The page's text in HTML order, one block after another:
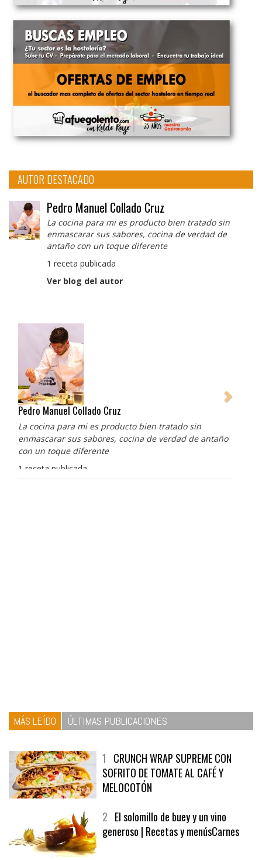
AUTOR DESTACADO
Pedro Manuel Collado Cruz
La cocina para mi es producto bien tratado sin
enmascarar sus sabores, cocina de verdad de
antaño con un toque diferente
1 receta publicada
Ver blog del autor
Pedro Manuel Collado Cruz
La cocina para mi es producto bien tratado sin
enmascarar sus sabores, cocina de verdad de antaño
con un toque diferente
1 receta publicada
1CRUNCH WRAP SUPREME CON
SOFRITO DE TOMATE AL CAFÉ Y
MELOCOTÓN
2El solomillo de buey y un vino